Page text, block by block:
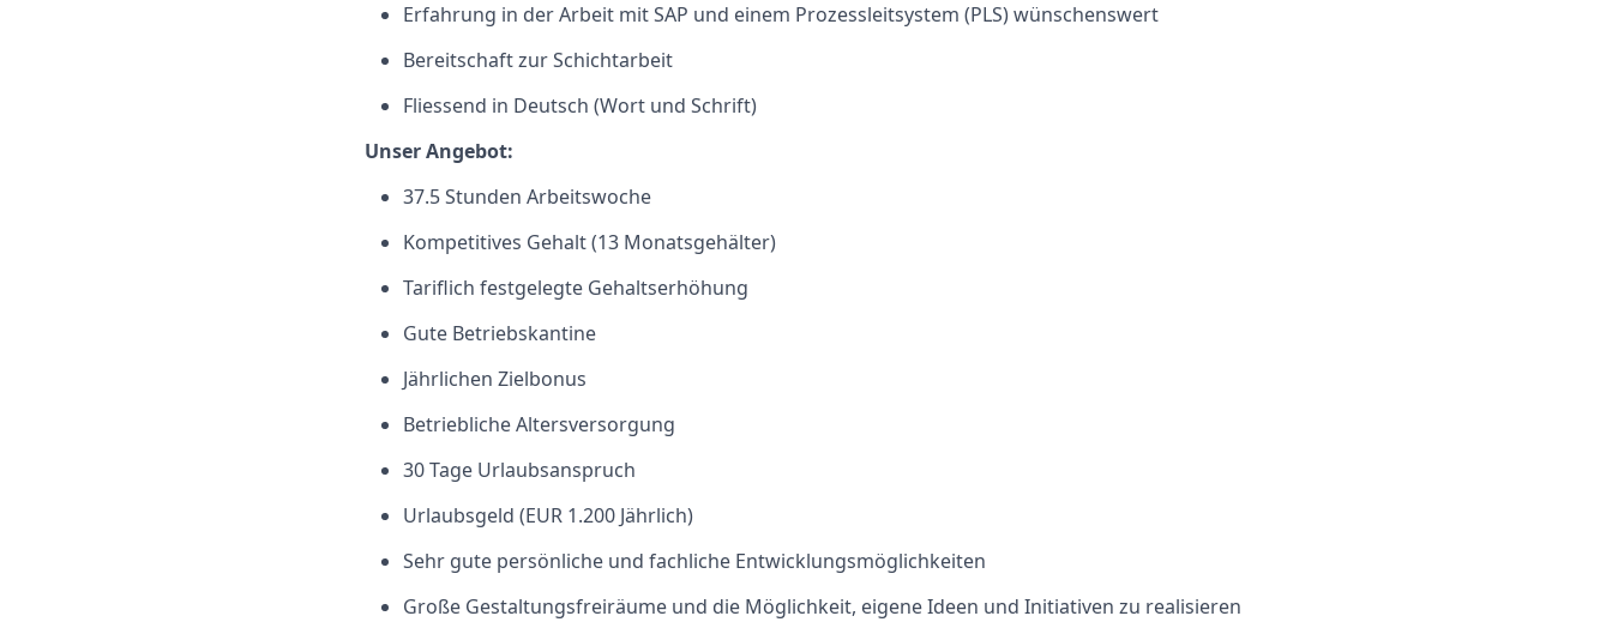
Erfahrung in der Arbeit mit SAP und einem Prozessleitsystem (PLS) wünschenswert
Bereitschaft zur Schichtarbeit
Fliessend in Deutsch (Wort und Schrift)
Unser Angebot:
37.5 Stunden Arbeitswoche
Kompetitives Gehalt (13 Monatsgehälter)
Tariflich festgelegte Gehaltserhöhung
Gute Betriebskantine
Jährlichen Zielbonus
Betriebliche Altersversorgung
30 Tage Urlaubsanspruch
Urlaubsgeld (EUR 1.200 Jährlich)
Sehr gute persönliche und fachliche Entwicklungsmöglichkeiten
Große Gestaltungsfreiräume und die Möglichkeit, eigene Ideen und Initiativen zu realisieren